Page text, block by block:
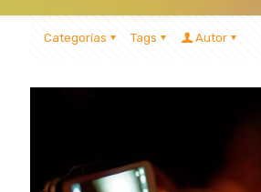
Categorías Tags Autor